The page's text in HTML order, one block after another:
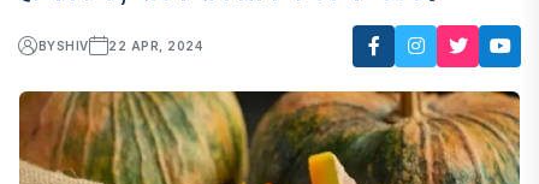
BYSHIV 22 APR, 2024